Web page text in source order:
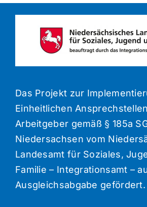
Das Projekt zur
Einheitlichen
Arbeitgeber gemäß § 185a
Niedersachsen vom
Landesamt für Soziales,
Familie – Integrationsamt –
Ausgleichsabgabe gefördert.